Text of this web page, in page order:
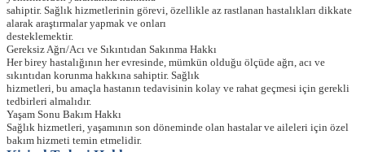
sahiptir. Sağlık hizmetlerinin görevi, özellikle az rastlanan hastalıkları dikkate
alarak araştırmalar yapmak ve onları
desteklemektir.
Gereksiz Ağrı/Acı ve Sıkıntıdan Sakınma Hakkı
Her birey hastalığının her evresinde, mümkün olduğu ölçüde ağrı, acı ve
sıkıntıdan korunma hakkına sahiptir. Sağlık
hizmetleri, bu amaçla hastanın tedavisinin kolay ve rahat geçmesi için gerekli
tedbirleri almalıdır.
Yaşam Sonu Bakım Hakkı
Sağlık hizmetleri, yaşamının son döneminde olan hastalar ve aileleri için özel
bakım hizmeti temin etmelidir.